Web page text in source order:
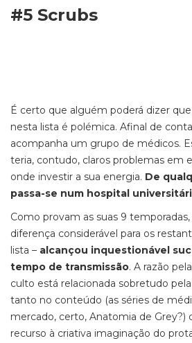
#5 Scrubs
É certo que alguém poderá dizer
nesta lista é polémica. Afinal de
acompanha um grupo de médicos.
teria, contudo, claros problemas em
onde investir a sua energia. De
passa-se num hospital
Como provam as suas 9
diferença considerável para os
lista – alcançou inquestionável
tempo de transmissão. A razão
culto está relacionada sobretudo
tanto no conteúdo (as séries de
mercado, certo, Anatomia de
recurso à criativa imaginação do